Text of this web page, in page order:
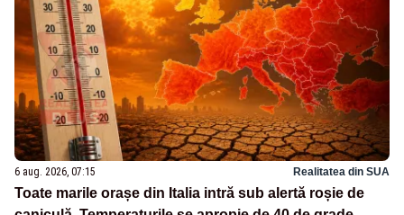
6 aug. 2026, 07:15 Realitatea din SUA
Toate marile orașe din Italia intră sub alertă roșie de